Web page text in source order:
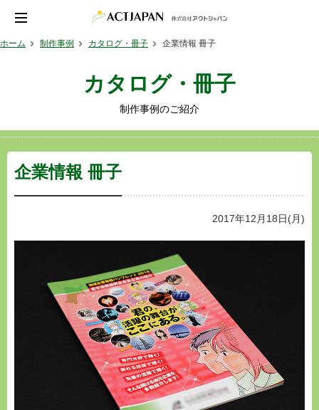
ホーム 制作事例 カタログ・冊子 企業情報 冊子
カタログ・冊子
制作事例のご紹介
企業情報 冊子
2017年12月18日(月)